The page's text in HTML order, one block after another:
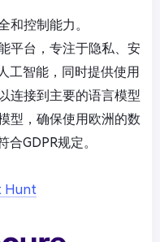
和控制能力。
平台，专注于隐私、安
工智能，同时提供使用
连接到主要的语言模型
型，确保使用欧洲的数
GDPR规定。
Hunt